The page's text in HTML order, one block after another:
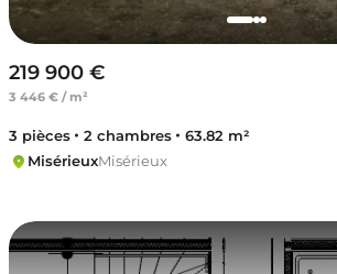
219 900 €
3 446 € / m²
3 pièces 2 chambres
63.82 m²
MisérieuxMisérieux